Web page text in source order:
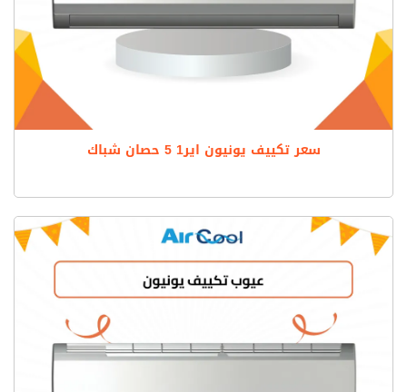
سعر تكييف يونيون اير1 5 حصان شباك